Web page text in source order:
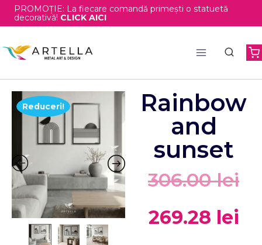
PROMOȚIE: La fiecare comandă primești o statuetă
decorativă! CLICK AICI
Reduceri!
Rainbow
and
sunset
306.00lei
269.28 lei